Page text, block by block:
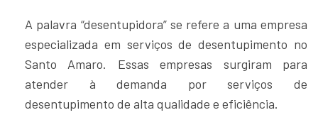
A palavra “desentupidora” se refere a uma empresa
especializada em serviços de desentupimento no
Santo Amaro. Essas empresas surgiram para
atender à demanda por serviços de
desentupimento de alta qualidade e eficiência.